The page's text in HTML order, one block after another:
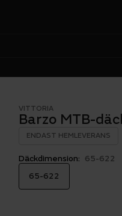
VITTORIA
Barzo MTB-
ENDAST HEMLEVERANS
Däckdimension: 65-622
65-622